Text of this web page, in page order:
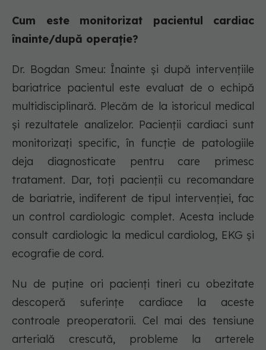
Cum este monitorizat pacientul cardiac
înainte/după operație?
Dr. Bogdan Smeu: Înainte și după intervențiile
bariatrice pacientul este evaluat de o echipă
multidisciplinară. Plecăm de la istoricul medical
și rezultatele analizelor. Pacienții cardiaci sunt
monitorizați specific, în funcție de patologiile
deja diagnosticate pentru care primesc
tratament. Dar, toți pacienții cu recomandare
de bariatrie, indiferent de tipul intervenției, fac
un control cardiologic complet. Acesta include
consult cardiologic la medicul cardiolog, EKG și
ecografie de cord.
Nu de puține ori pacienți tineri cu obezitate
descoperă suferințe cardiace la aceste
controale preoperatorii. Cel mai des tensiune
arterială crescută, probleme la arterele